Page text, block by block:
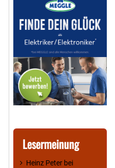
Lesermeinung
Heinz Peter bei